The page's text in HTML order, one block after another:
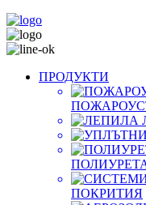
ПРОДУКТИ
ПОКРИТИЯ